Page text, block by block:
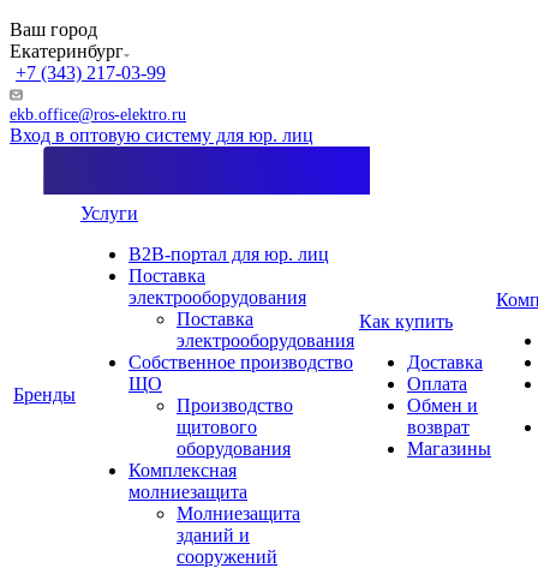
Ваш город
Екатеринбург
+7 (343) 217-03-99
ekb.office@ros-elektro.ru
Вход в оптовую систему для юр. лиц
Бренды
Услуги
B2B-портал для юр. лиц
Поставка
электрооборудования
Поставка
электрооборудования
Собственное производство
ЩО
Производство
щитового
оборудования
Комплексная
молниезащита
Молниезащита
зданий и
сооружений
Как купить
Доставка
Оплата
Обмен и
возврат
Магазины